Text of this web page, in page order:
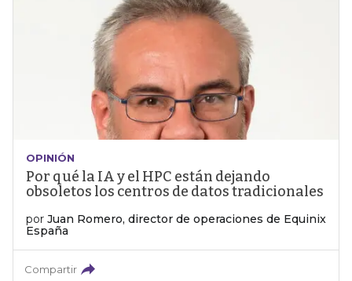
OPINIÓN
Por qué la IA y el HPC están dejando
obsoletos los centros de datos tradicionales
por Juan Romero, director de operaciones de Equinix
España
Compartir